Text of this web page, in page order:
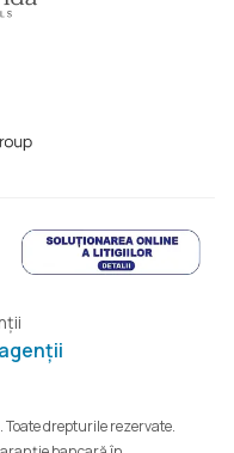
drepturile rezervate.